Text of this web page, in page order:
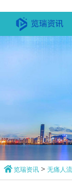
览瑞资讯 > 无痛人流